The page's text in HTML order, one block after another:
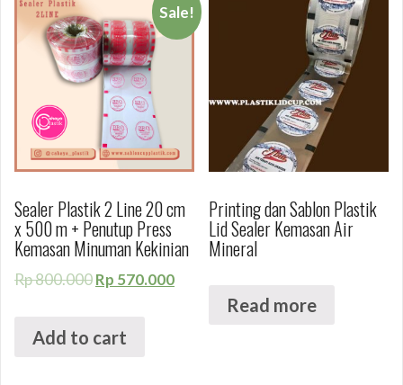
Sale!
Sealer Plastik 2 Line 20 cm
x 500 m + Penutup Press
Kemasan Minuman Kekinian
Rp800.000Rp 570.000
Add to cart
Printing dan Sablon Plastik
Lid Sealer Kemasan Air
Mineral
Read more